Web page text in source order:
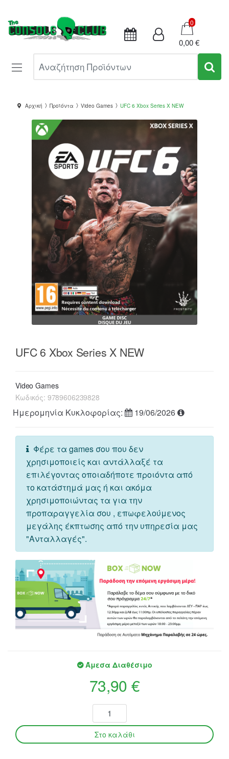
Καλάθι
0
0,00 €
Αρχική Προϊόντα Video Games UFC 6 Xbox Series X NEW
UFC 6 Xbox Series X NEW
Video Games
Κωδικός: 9789606239828
Ημερομηνία Κυκλοφορίας: 19/06/2026
Φέρε τα games σου που δεν
χρησιμοποιείς και αντάλλαξέ τα
επιλέγοντας οποιαδήποτε προιόντα από
το κατάστημά μας ή και ακόμα
χρησιμοποιώντας τα για την
προπαραγγελία σου , επωφελούμενος
μεγάλης έκπτωσης από την υπηρεσία μας
"Ανταλλαγές".
Άμεσα Διαθέσιμο
73,90 €